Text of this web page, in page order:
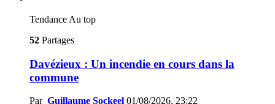
Tendance Au top
52 Partages
Davézieux : Un incendie en cours dans la
commune
Par Guillaume Sockeel 01/08/2026, 23:22